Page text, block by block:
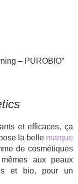
– PUROBIO”
et efficaces, ça
la belle marque
de cosmétiques
aux peaux
et bio, pour un